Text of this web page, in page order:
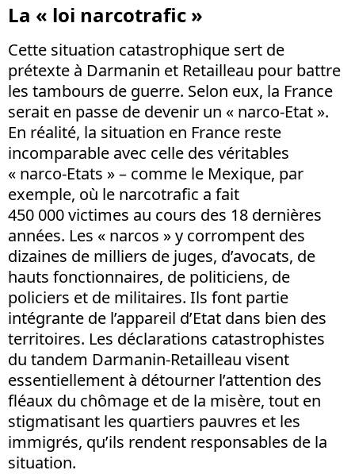
La « loi narcotrafic »
Cette situation catastrophique sert de
prétexte à Darmanin et Retailleau pour battre
les tambours de guerre. Selon eux, la France
serait en passe de devenir un « narco-Etat ».
En réalité, la situation en France reste
incomparable avec celle des véritables
« narco-Etats » – comme le Mexique, par
exemple, où le narcotrafic a fait
450 000 victimes au cours des 18 dernières
années. Les « narcos » y corrompent des
dizaines de milliers de juges, d’avocats, de
hauts fonctionnaires, de politiciens, de
policiers et de militaires. Ils font partie
intégrante de l’appareil d’Etat dans bien des
territoires. Les déclarations catastrophistes
du tandem Darmanin-Retailleau visent
essentiellement à détourner l’attention des
fléaux du chômage et de la misère, tout en
stigmatisant les quartiers pauvres et les
immigrés, qu’ils rendent responsables de la
situation.